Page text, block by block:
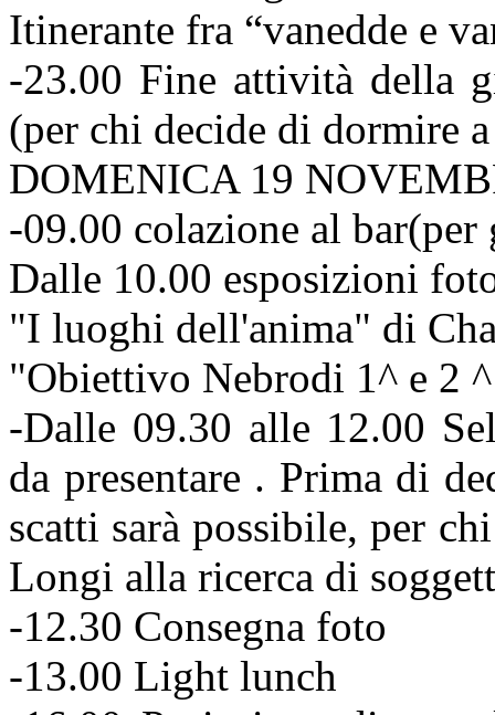
Itinerante fra “vanedde e
-23.00 Fine attività della
(per chi decide di dormire
DOMENICA 19
-09.00 colazione al
Dalle 10.00 esposizioni
"I luoghi dell'anima" di
"Obiettivo Nebrodi 1^ e 2
-Dalle 09.30 alle 12.00
da presentare . Prima di
scatti sarà possibile, per
Longi alla ricerca di
-12.30 Consegna foto
-13.00 Light lunch